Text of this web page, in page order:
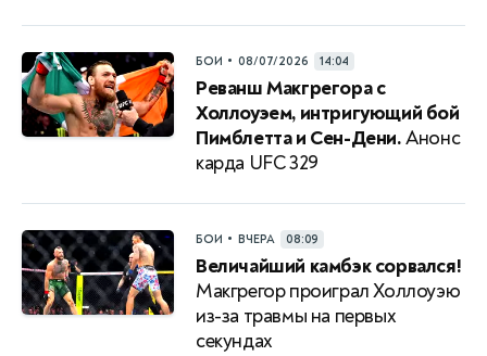
БОИ • 08/07/2026 14:04
Реванш Макгрегора с
Холлоуэем, интригующий бой
Пимблетта и Сен-Дени.Анонс
карда UFC 329
БОИ • ВЧЕРА 08:09
Величайший камбэк сорвался!
Макгрегор проиграл Холлоуэю
из-за травмы на первых
секундах